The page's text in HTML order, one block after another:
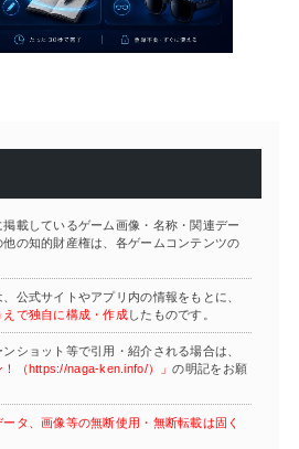
載しているゲーム画像・名称・関連デー
の知的財産権は、各ゲームコンテンツの
公式サイトやアプリ内の情報をもとに、
で独自に構成・作成したものです。
ショット等で引用・紹介される場合は、
！（https://naga-ken.info/）」の明記をお願
ータ、画像等の無断使用・無断転載は固く